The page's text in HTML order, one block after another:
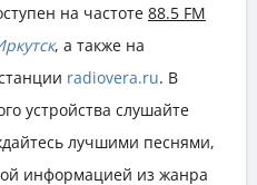
на частоте 88.5 FM
, а также на
radiovera.ru. В
устройства слушайте
лучшими песнями,
информацией из жанра